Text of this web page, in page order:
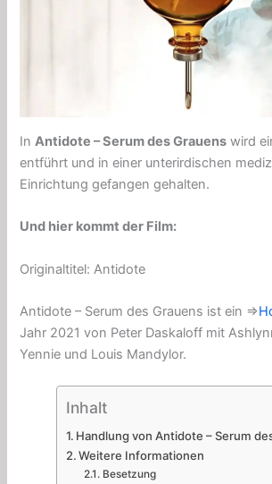
InAntidote – Serum des Grauens wird
entführt und in einer unterirdischen
Einrichtung gefangen gehalten.
Und hier kommt der Film:
Originaltitel: Antidote
Antidote – Serum des Grauens ist ein ⇒
Jahr 2021 von Peter Daskaloff mit
Yennie und Louis Mandylor.
Inhalt
Handlung von Antidote – Serum
Weitere Informationen
Besetzung